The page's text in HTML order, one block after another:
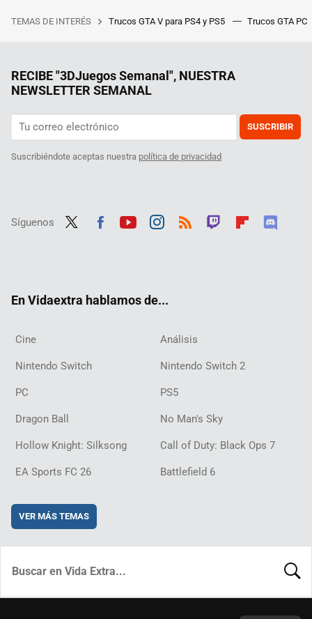
TEMAS DE INTERÉS Trucos GTA V para PS4 y PS5 Trucos GTA PC
RECIBE "3DJuegos Semanal", NUESTRA
NEWSLETTER SEMANAL
SUSCRIBIR
Suscribiéndote aceptas nuestra política de privacidad
Síguenos
En Vidaextra hablamos de...
Cine Análisis
Nintendo Switch Nintendo Switch 2
PC PS5
Dragon Ball No Man's Sky
Hollow Knight: Silksong Call of Duty: Black Ops 7
EA Sports FC 26 Battlefield 6
VER MÁS TEMAS